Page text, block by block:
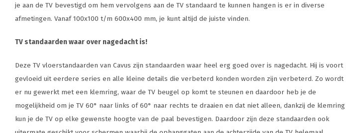
je aan de TV bevestigd om hem vervolgens aan de TV standaard te kunnen hangen is er in diverse
afmetingen. Vanaf 100x100 t/m 600x400 mm, je kunt altijd de juiste vinden.
TV standaarden waar over nagedacht is!
Deze TV vloerstandaarden van Cavus zijn standaarden waar heel erg goed over is nagedacht. Hij is voort
gevloeid uit eerdere series en alle kleine details die verbeterd konden worden zijn verbeterd. Zo wordt
er nu gewerkt met een klemring, waar de TV beugel op komt te steunen en daardoor heb je de
mogelijkheid om je TV 60° naar links of 60° naar rechts te draaien en dat niet alleen, dankzij de klemring
kun je de TV op elke gewenste hoogte van de paal bevestigen. Daardoor zijn deze standaarden ook